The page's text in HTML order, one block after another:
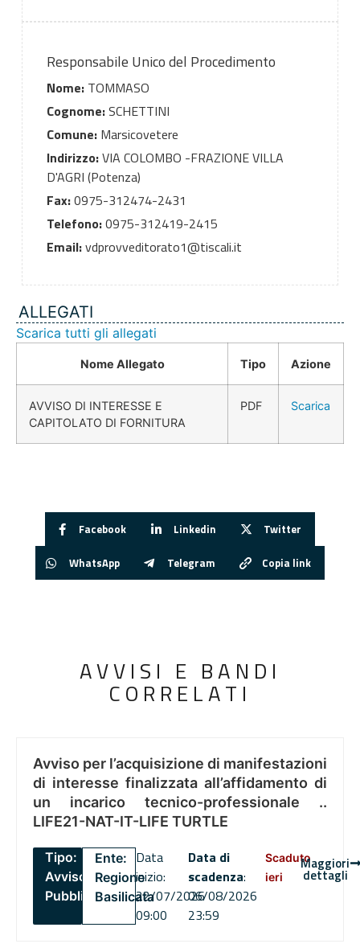
Responsabile Unico del Procedimento
Nome:TOMMASO
Cognome:SCHETTINI
Comune:Marsicovetere
Indirizzo:VIA COLOMBO -FRAZIONE VILLA
D'AGRI (Potenza)
Fax:0975-312474-2431
Telefono:0975-312419-2415
Email:vdprovveditorato1@tiscali.it
ALLEGATI
Scarica tutti gli allegati
Nome Allegato Tipo Azione
AVVISO DI INTERESSE E
CAPITOLATO DI FORNITURA
PDF Scarica
Facebook Linkedin Twitter
WhatsApp Telegram Copia link
AVVISI E BANDI
CORRELATI
Avviso per l’acquisizione di manifestazioni
di interesse finalizzata all’affidamento di
un incarico tecnico-professionale ..
LIFE21-NAT-IT-LIFE TURTLE
Tipo:
Avviso
Pubblico
Ente:
Regione
Basilicata
Data
inizio:
22/07/2026
09:00
Data di
scadenza:
06/08/2026
23:59
Scaduto
ieri
Maggiori
dettagli